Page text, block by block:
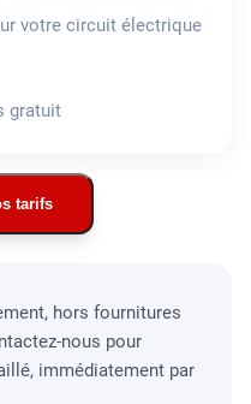
votre circuit électrique
gratuit
tarifs
hors fournitures
nous pour
immédiatement par